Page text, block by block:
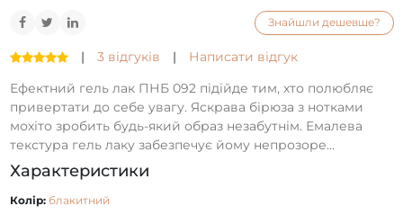
| 3 відгуків |
Написати відгук
Ефектний гель лак ПНБ 092 підійде тим, хто полюбляє
привертати до себе увагу. Яскрава бірюза з нотками
мохіто зробить будь-який образ незабутнім. Емалева
текстура гель лаку забезпечує йому непрозоре...
Характеристики
Колір: блакитний
Знайшли дешевше?